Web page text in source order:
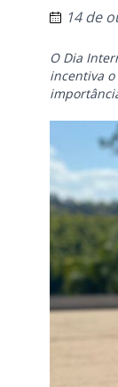
14 de
O Dia
incentiva